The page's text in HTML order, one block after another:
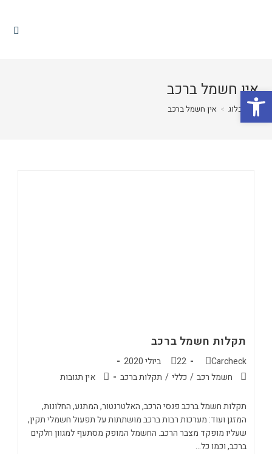
אין חשמל ברכב
בלוג > אין חשמל ברכב
תקלות חשמל ברכב
Carcheck
22 ביולי 2020
חשמל רכב / כללי / תקלות ברכב אין תגובות
תקלות חשמל ברכב פנסי הרכב, האלטרנטור, המתנע, החלונות,
המזגן ועוד: מערכות רבות ברכב מושתתות על תפעול חשמלי תקין,
שעליו מופקד מצבר הרכב. החשמל המופק מסתעף למגוון חלקים
ברכב, וכמו כל…
פתח סרגל נגישות